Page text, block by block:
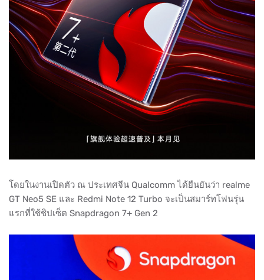
โดยในงานเปิดตัว ณ ประเทศจีน Qualcomm ได้ยืนยันว่า realme
GT Neo5 SE และ Redmi Note 12 Turbo จะเป็นสมาร์ทโฟนรุ่น
แรกที่ใช้ชิปเซ็ต Snapdragon 7+ Gen 2